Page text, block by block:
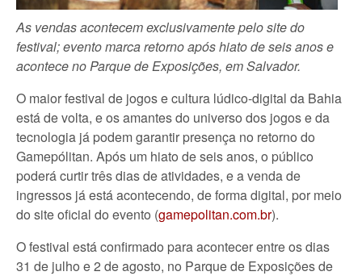
As vendas acontecem exclusivamente pelo site do
festival; evento marca retorno após hiato de seis anos e
acontece no Parque de Exposições, em Salvador.
O maiorfestival de jogos e cultura lúdico-digital da Bahia
está de volta, e os amantes do universo dos jogos e da
tecnologia já podem garantir presença no retorno do
Gamepólitan. Após um hiato de seis anos, o público
poderá curtir três dias de atividades, e a venda de
ingressos já está acontecendo, de forma digital, por meio
do site oficial do evento (gamepolitan.com.br).
O festival está confirmado para acontecer entre os dias
31 de julho e 2 de agosto, no Parque de Exposições de